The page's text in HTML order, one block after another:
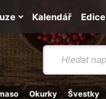
Vyhledávání
Okurky Švestky
Kalendář Edice